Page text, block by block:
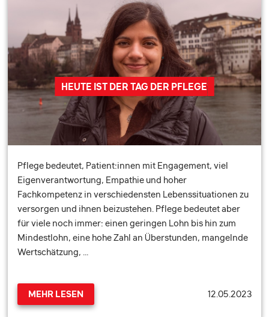
HEUTE IST DER TAG DER PFLEGE
Pflege bedeutet, Patient:innen mit Engagement, viel
Eigenverantwortung, Empathie und hoher
Fachkompetenz in verschiedensten Lebenssituationen zu
versorgen und ihnen beizustehen. Pflege bedeutet aber
für viele noch immer: einen geringen Lohn bis hin zum
Mindestlohn, eine hohe Zahl an Überstunden, mangelnde
Wertschätzung, …
MEHR LESEN 12.05.2023